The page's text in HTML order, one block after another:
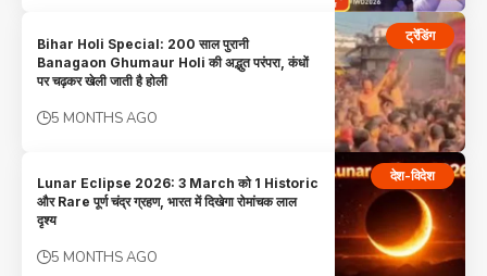
ट्रेंडिंग
Bihar Holi Special: 200 साल पुरानी
Banagaon Ghumaur Holi की अद्भुत परंपरा, कंधों
पर चढ़कर खेली जाती है होली
5 MONTHS AGO
देश-विदेश
Lunar Eclipse 2026: 3 March को 1 Historic
और Rare पूर्ण चंद्र ग्रहण, भारत में दिखेगा रोमांचक लाल
दृश्य
5 MONTHS AGO